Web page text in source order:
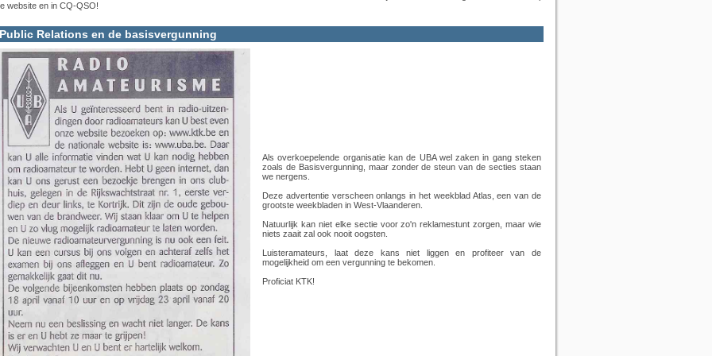
website en in CQ-QSO!
Public Relations en de basisvergunning
Als overkoepelende organisatie kan de UBA wel zaken in gang steken
zoals de Basisvergunning, maar zonder de steun van de secties staan
we nergens.
Deze advertentie verscheen onlangs in het weekblad Atlas, een van de
grootste weekbladen in West-Vlaanderen.
Natuurlijk kan niet elke sectie voor zo'n reklamestunt zorgen, maar wie
niets zaait zal ook nooit oogsten.
Luisteramateurs, laat deze kans niet liggen en profiteer van de
mogelijkheid om een vergunning te bekomen.
Proficiat KTK!